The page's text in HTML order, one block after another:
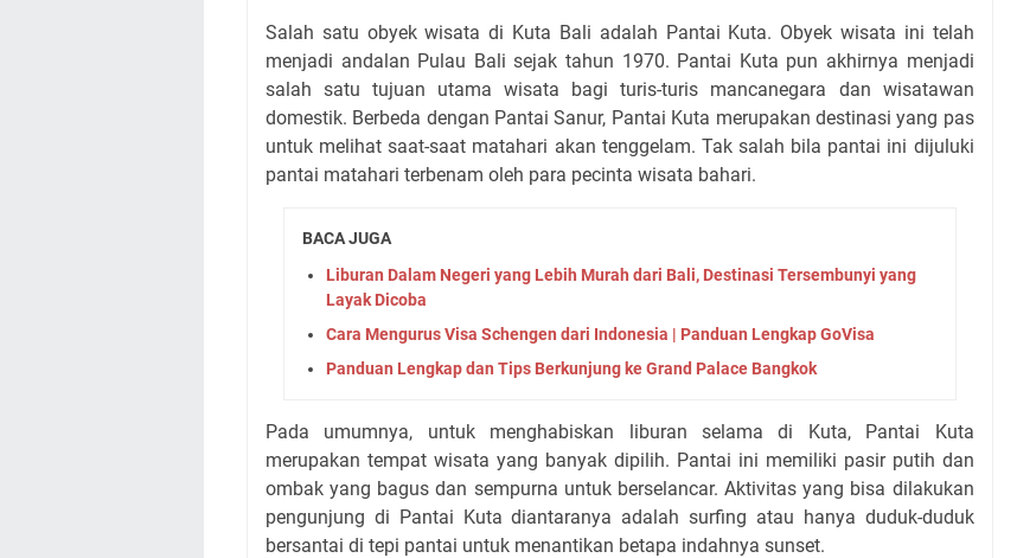
Salah satu obyek wisata di Kuta Bali adalah Pantai Kuta. Obyek wisata ini telah
menjadi andalan Pulau Bali sejak tahun 1970. Pantai Kuta pun akhirnya menjadi
salah satu tujuan utama wisata bagi turis-turis mancanegara dan wisatawan
domestik. Berbeda dengan Pantai Sanur, Pantai Kuta merupakan destinasi yang pas
untuk melihat saat-saat matahari akan tenggelam. Tak salah bila pantai ini dijuluki
pantai matahari terbenam oleh para pecinta wisata bahari.
BACA JUGA
Liburan Dalam Negeri yang Lebih Murah dari Bali, Destinasi Tersembunyi yang
Layak Dicoba
Cara Mengurus Visa Schengen dari Indonesia | Panduan Lengkap GoVisa
Panduan Lengkap dan Tips Berkunjung ke Grand Palace Bangkok
Pada umumnya, untuk menghabiskan liburan selama di Kuta, Pantai Kuta
merupakan tempat wisata yang banyak dipilih. Pantai ini memiliki pasir putih dan
ombak yang bagus dan sempurna untuk berselancar. Aktivitas yang bisa dilakukan
pengunjung di Pantai Kuta diantaranya adalah surfing atau hanya duduk-duduk
bersantai di tepi pantai untuk menantikan betapa indahnya sunset.